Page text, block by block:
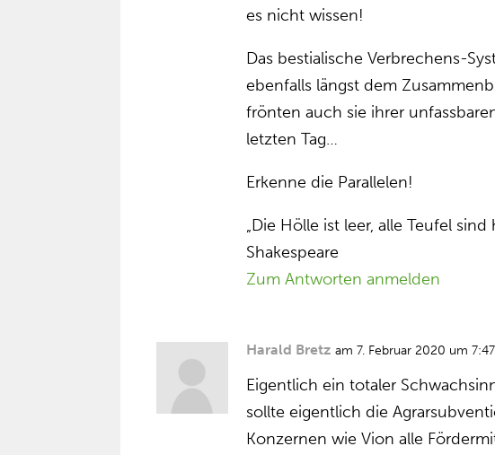
es nicht wissen!
Das bestialische Verbrechens-
ebenfalls längst dem
frönten auch sie ihrer
letzten Tag…
Erkenne die Parallelen!
„Die Hölle ist leer, alle Teufel sind
Shakespeare
Zum Antworten anmelden
Harald Bretz am 7. Februar 2020 um 7:47
Eigentlich ein totaler
sollte eigentlich die
Konzernen wie Vion alle